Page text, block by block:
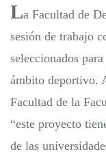
La Facultad de
sesión de trabajo
seleccionados
ámbito deportivo.
Facultad de la
“este proyecto
de las